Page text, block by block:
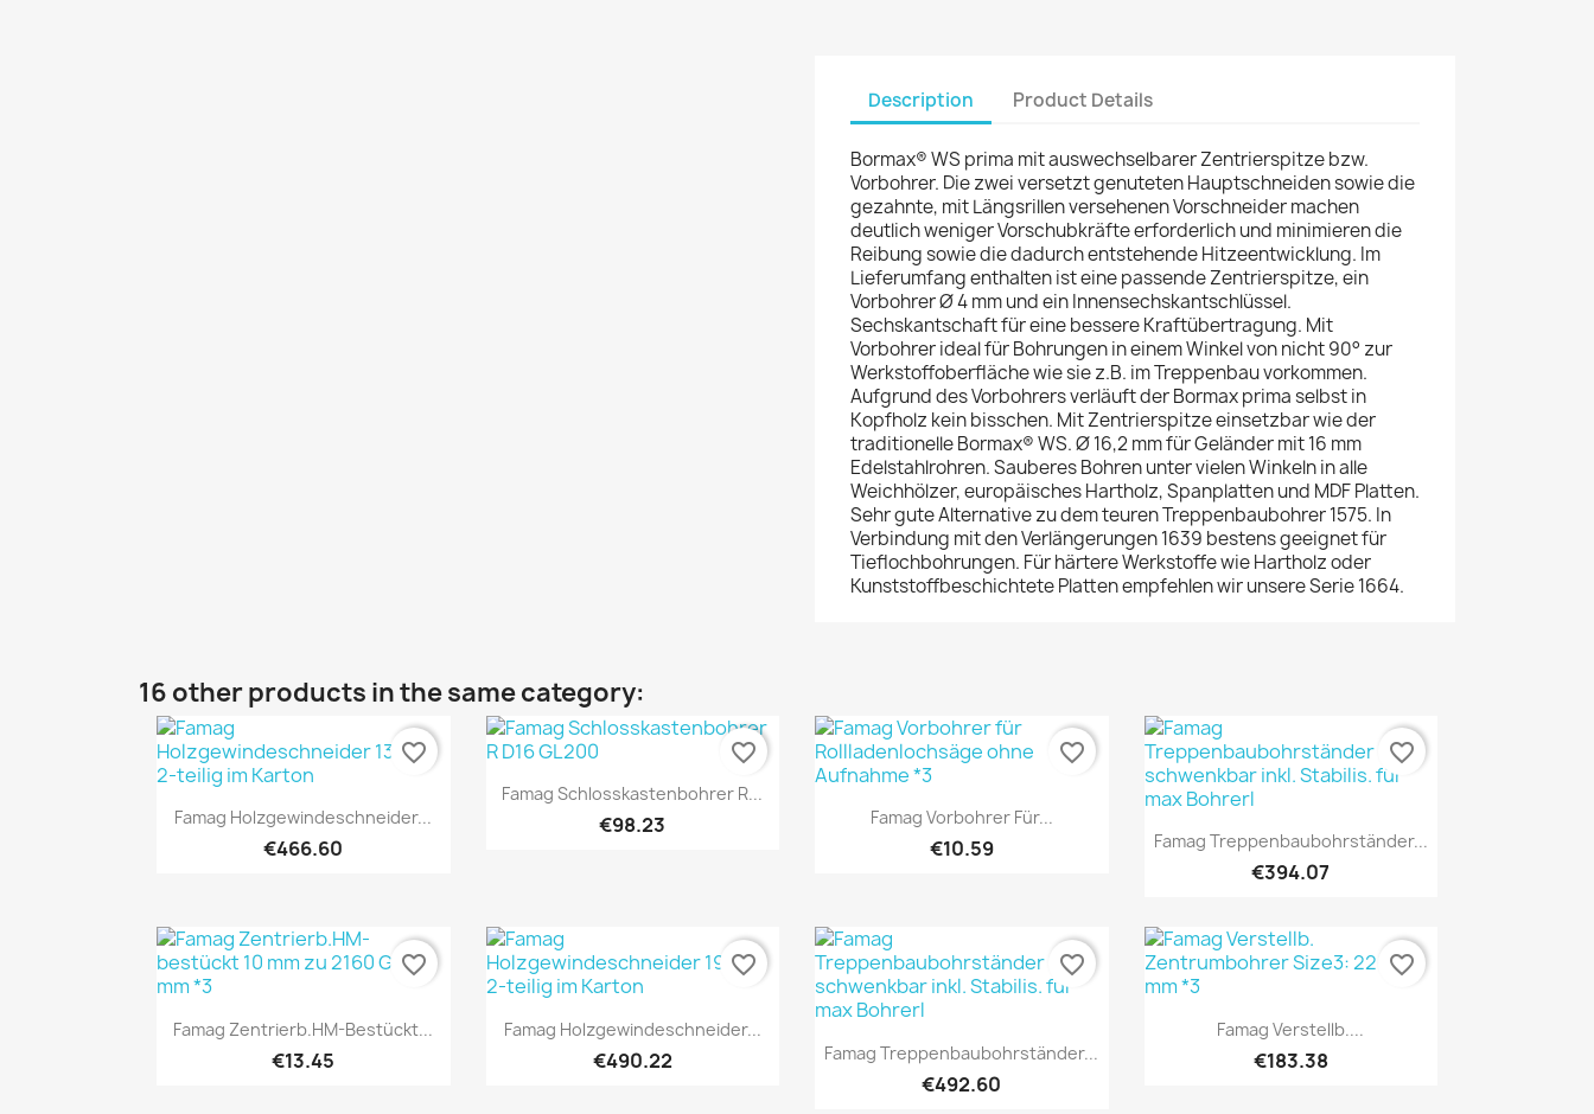
Description Product Details
Bormax® WS prima mit auswechselbarer Zentrierspitze bzw.
Vorbohrer. Die zwei versetzt genuteten Hauptschneiden sowie die
gezahnte, mit Längsrillen versehenen Vorschneider machen
deutlich weniger Vorschubkräfte erforderlich und minimieren die
Reibung sowie die dadurch entstehende Hitzeentwicklung. Im
Lieferumfang enthalten ist eine passende Zentrierspitze, ein
Vorbohrer Ø 4 mm und ein Innensechskantschlüssel.
Sechskantschaft für eine bessere Kraftübertragung. Mit
Vorbohrer ideal für Bohrungen in einem Winkel von nicht 90° zur
Werkstoffoberfläche wie sie z.B. im Treppenbau vorkommen.
Aufgrund des Vorbohrers verläuft der Bormax prima selbst in
Kopfholz kein bisschen. Mit Zentrierspitze einsetzbar wie der
traditionelle Bormax® WS. Ø 16,2 mm für Geländer mit 16 mm
Edelstahlrohren. Sauberes Bohren unter vielen Winkeln in alle
Weichhölzer, europäisches Hartholz, Spanplatten und MDF Platten.
Sehr gute Alternative zu dem teuren Treppenbaubohrer 1575. In
Verbindung mit den Verlängerungen 1639 bestens geeignet für
Tieflochbohrungen. Für härtere Werkstoffe wie Hartholz oder
Kunststoffbeschichtete Platten empfehlen wir unsere Serie 1664.
16 other products in the same category:
Quick view
Famag Holzgewindeschneider...
€466.60
favorite_border
Quick view
Famag Schlosskastenbohrer R...
€98.23
favorite_border
Quick view
Famag Vorbohrer Für...
€10.59
favorite_border
Quick view
Famag Treppenbaubohrständer...
€394.07
favorite_border
Quick view
Famag Zentrierb.HM-Bestückt...
€13.45
favorite_border
Quick view
Famag Holzgewindeschneider...
€490.22
favorite_border
Quick view
Famag Treppenbaubohrständer...
€492.60
favorite_border
Quick view
Famag Verstellb....
€183.38
favorite_border